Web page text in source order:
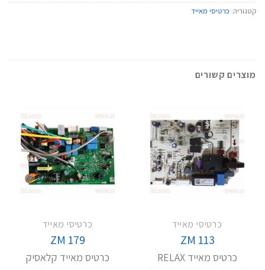
קטגוריה: כרטיסי מאייד
מוצרים קשורים
כרטיסי מאייד
ZM 113
כרטיס מאייד RELAX
כרטיסי מאייד
ZM 179
כרטיס מאייד קלאסיק